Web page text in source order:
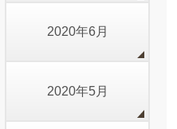
2020年6月
2020年5月